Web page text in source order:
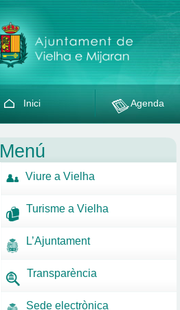
Inici Agenda
Menú
Viure a Vielha
Turisme a Vielha
L’Ajuntament
Transparència
Sede electrònica